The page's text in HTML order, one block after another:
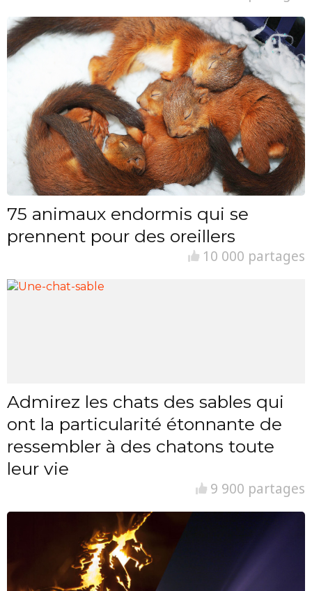
75 animaux endormis qui se
prennent pour des oreillers
10 000 partages
Admirez les chats des sables qui
ont la particularité étonnante de
ressembler à des chatons toute
leur vie
9 900 partages